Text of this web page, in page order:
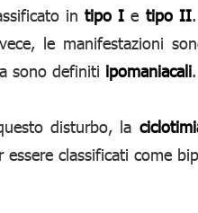
intipo I e tipo II
le manifestazioni
sono definiti ipomaniacali.
disturbo, la
classificati come